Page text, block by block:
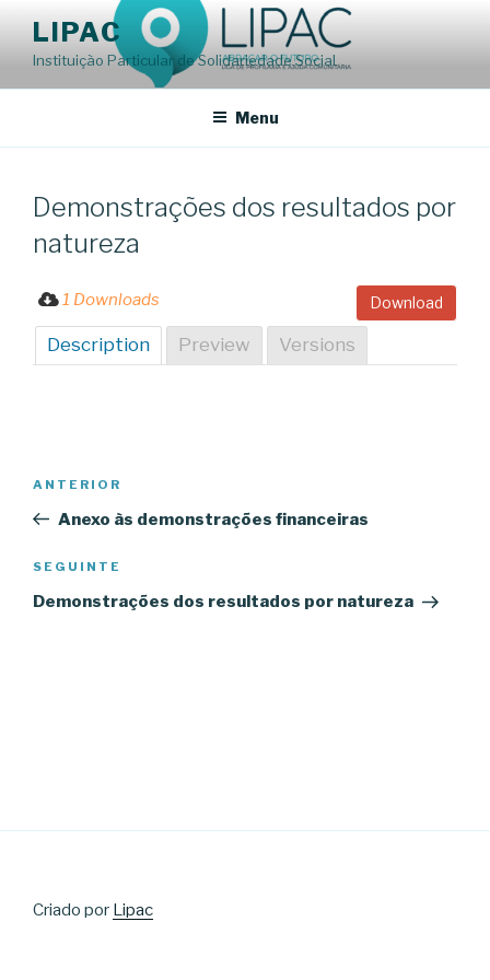
conteúdo
LIPAC
Instituição Particular de Solidariedade Social
Menu
Demonstrações dos resultados por
natureza
Download
1 Downloads
Description Preview Versions
artigos
Conteúdo
anterior
ANTERIOR
Anexo às demonstrações financeiras
Conteúdo
seguinte
SEGUINTE
Demonstrações dos resultados por natureza
Criado por Lipac